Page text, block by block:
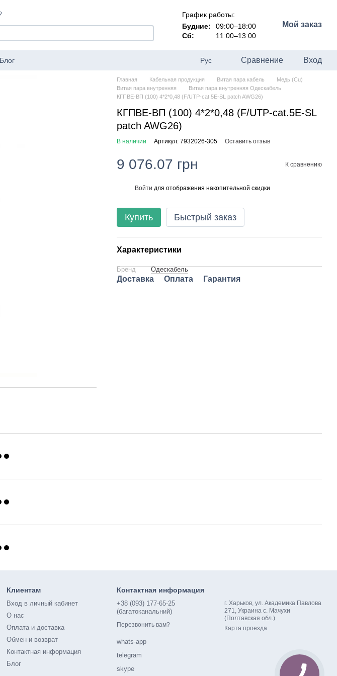
График работы:
Будние:
09:00–18:00
Сб:
11:00–13:00
Мой заказ
Блог Рус Сравнение Вход
Главная Кабельная продукция Витая пара кабель
Медь (Cu)
Витая пара внутренняя
Витая пара внутренняя Одескабель
КГПВЕ-ВП (100) 4*2*0,48 (F/UTP-cat.5Е-SL patch AWG26)
КГПВЕ-ВП (100) 4*2*0,48 (F/UTP-cat.5Е-SL
patch AWG26)
В наличии Артикул: 7932026-305 Оставить отзыв
9 076.07 грн К сравнению
Войти для отображения накопительной скидки
Купить Быстрый заказ
Характеристики
Бренд Одескабель
Доставка Оплата Гарантия
Клиентам
Вход в личный кабинет
О нас
Оплата и доставка
Обмен и возврат
Контактная информация
Блог
Контактная информация
+38 (093) 177-65-25
(багатоканальний)
Перезвонить вам?
whats-app
telegram
skype
г. Харьков, ул. Академика Павлова
271, Украина с. Мачухи
(Полтавская обл.)
Карта проезда